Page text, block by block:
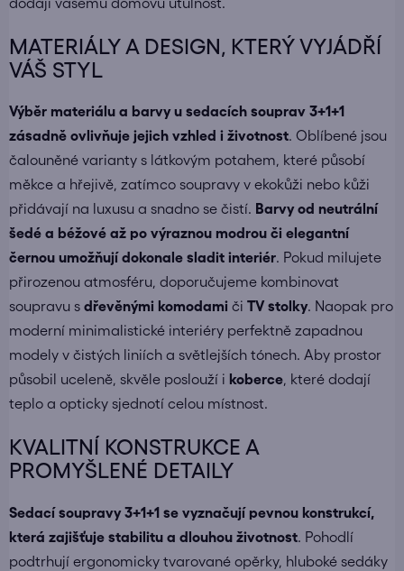
MATERIÁLY A DESIGN, KTERÝ VYJÁDŘÍ
VÁŠ STYL
Výběr materiálu a barvy u sedacích souprav 3+1+1
zásadně ovlivňuje jejich vzhled i životnost. Oblíbené jsou
čalouněné varianty s látkovým potahem, které působí
měkce a hřejivě, zatímco soupravy v ekokůži nebo kůži
přidávají na luxusu a snadno se čistí. Barvy od neutrální
šedé a béžové až po výraznou modrou či elegantní
černou umožňují dokonale sladit interiér. Pokud milujete
přirozenou atmosféru, doporučujeme kombinovat
soupravu s dřevěnými komodami či TV stolky. Naopak pro
moderní minimalistické interiéry perfektně zapadnou
modely v čistých liniích a světlejších tónech. Aby prostor
působil uceleně, skvěle poslouží i koberce , které dodají
teplo a opticky sjednotí celou místnost.
KVALITNÍ KONSTRUKCE A
PROMYŠLENÉ DETAILY
Sedací soupravy 3+1+1 se vyznačují pevnou konstrukcí,
která zajišťuje stabilitu a dlouhou životnost. Pohodlí
podtrhují ergonomicky tvarované opěrky, hluboké sedáky